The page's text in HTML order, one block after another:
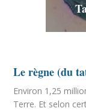
Le règne (du
Environ 1,25
Terre. Et selon